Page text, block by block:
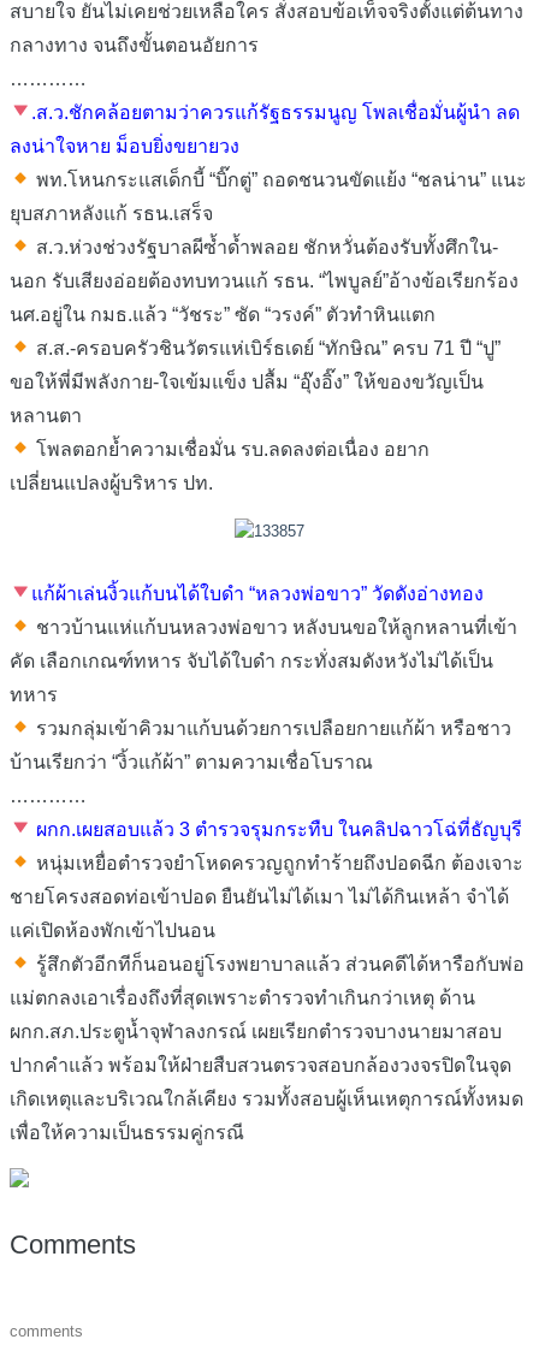
สบายใจ ยันไม่เคยช่วยเหลือใคร สั่งสอบข้อเท็จจริงตั้งแต่ต้นทาง
กลางทาง จนถึงขั้นตอนอัยการ
…………
.ส.ว.ชักคล้อยตามว่าควรแก้รัฐธรรมนูญ โพลเชื่อมั่นผู้นํา ลด
ลงน่าใจหาย ม็อบยิ่งขยายวง
พท.โหนกระแสเด็กบี้ “บิ๊กตู่” ถอดชนวนขัดแย้ง “ชลน่าน” แนะ
ยุบสภาหลังแก้ รธน.เสร็จ
ส.ว.ห่วงช่วงรัฐบาลผีซ้ำด้ำพลอย ชักหวั่นต้องรับทั้งศึกใน-
นอก รับเสียงอ่อยต้องทบทวนแก้ รธน. “ไพบูลย์”อ้างข้อเรียกร้อง
นศ.อยู่ใน กมธ.แล้ว “วัชระ” ซัด “วรงค์” ตัวทำหินแตก
ส.ส.-ครอบครัวชินวัตรแห่เบิร์ธเดย์ “ทักษิณ” ครบ 71 ปี “ปู”
ขอให้พี่มีพลังกาย-ใจเข้มแข็ง ปลื้ม “อุ๊งอิ๊ง” ให้ของขวัญเป็น
หลานตา
โพลตอกย้ำความเชื่อมั่น รบ.ลดลงต่อเนื่อง อยาก
เปลี่ยนแปลงผู้บริหาร ปท.
แก้ผ้าเล่นงิ้วแก้บนได้ใบดํา “หลวงพ่อขาว” วัดดังอ่างทอง
ชาวบ้านแห่แก้บนหลวงพ่อขาว หลังบนขอให้ลูกหลานที่เข้า
คัด เลือกเกณฑ์ทหาร จับได้ใบดำ กระทั่งสมดังหวังไม่ได้เป็น
ทหาร
รวมกลุ่มเข้าคิวมาแก้บนด้วยการเปลือยกายแก้ผ้า หรือชาว
บ้านเรียกว่า “งิ้วแก้ผ้า” ตามความเชื่อโบราณ
…………
ผกก.เผยสอบแล้ว 3 ตํารวจรุมกระทืบ ในคลิปฉาวโฉ่ที่ธัญบุรี
หนุ่มเหยื่อตำรวจยำโหดครวญถูกทำร้ายถึงปอดฉีก ต้องเจาะ
ชายโครงสอดท่อเข้าปอด ยืนยันไม่ได้เมา ไม่ได้กินเหล้า จำได้
แค่เปิดห้องพักเข้าไปนอน
รู้สึกตัวอีกทีก็นอนอยู่โรงพยาบาลแล้ว ส่วนคดีได้หารือกับพ่อ
แม่ตกลงเอาเรื่องถึงที่สุดเพราะตำรวจทำเกินกว่าเหตุ ด้าน
ผกก.สภ.ประตูน้ำจุฬาลงกรณ์ เผยเรียกตำรวจบางนายมาสอบ
ปากคำแล้ว พร้อมให้ฝ่ายสืบสวนตรวจสอบกล้องวงจรปิดในจุด
เกิดเหตุและบริเวณใกล้เคียง รวมทั้งสอบผู้เห็นเหตุการณ์ทั้งหมด
เพื่อให้ความเป็นธรรมคู่กรณี
Comments
comments